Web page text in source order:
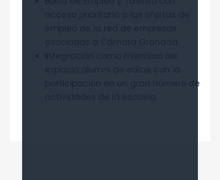
participación en un gran número de